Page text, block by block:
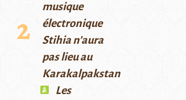
musique
électronique
Stihia n’aura
pas lieu au
Karakalpakstan
Les